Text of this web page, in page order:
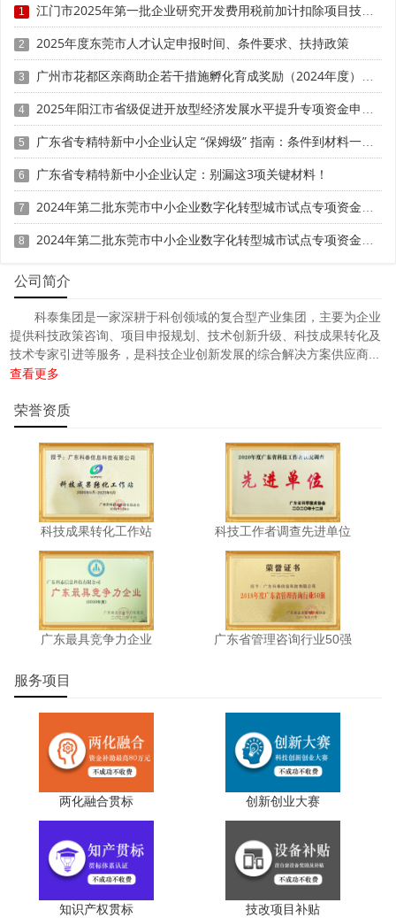
1 江门市2025年第一批企业研究开发费用税前加计扣除项目技术鉴定申报时间、条件要求
2 2025年度东莞市人才认定申报时间、条件要求、扶持政策
3 广州市花都区亲商助企若干措施孵化育成奖励（2024年度）申报时间、条件要求、补助奖励
4 2025年阳江市省级促进开放型经济发展水平提升专项资金申报时间、条件要求、补助奖励
5 广东省专精特新中小企业认定 “保姆级” 指南：条件到材料一步清
6 广东省专精特新中小企业认定：别漏这3项关键材料！
7 2024年第二批东莞市中小企业数字化转型城市试点专项资金两化融合管理体系贯标项目资助计划
8 2024年第二批东莞市中小企业数字化转型城市试点专项资金两化融合管理体系贯标项目拟资助企业名单的公示
公司简介
科泰集团是一家深耕于科创领域的复合型产业集团，主要为企业
提供科技政策咨询、项目申报规划、技术创新升级、科技成果转化及
技术专家引进等服务，是科技企业创新发展的综合解决方案供应商...
查看更多
荣誉资质
科技成果转化工作站 科技工作者调查先进单位
广东最具竞争力企业 广东省管理咨询行业50强
服务项目
两化融合贯标 创新创业大赛
知识产权贯标 技改项目补贴